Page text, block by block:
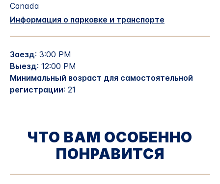
Canada
Информация о парковке и транспорте
Заезд: 3:00 PM
Выезд: 12:00 PM
Минимальный возраст для самостоятельной
регистрации: 21
ЧТО ВАМ ОСОБЕННО
ПОНРАВИТСЯ